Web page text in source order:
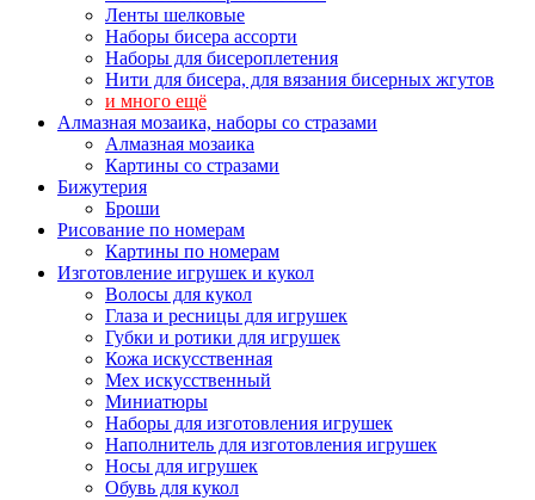
Ленты шелковые
Наборы бисера ассорти
Наборы для бисероплетения
Нити для бисера, для вязания бисерных жгутов
и много ещё
Алмазная мозаика, наборы со стразами
Алмазная мозаика
Картины co стразами
Бижутерия
Броши
Рисование по номерам
Картины по номерам
Изготовление игрушек и кукол
Волосы для кукол
Глаза и ресницы для игрушек
Губки и ротики для игрушек
Кожа искусственная
Мех искусственный
Миниатюры
Наборы для изготовления игрушек
Наполнитель для изготовления игрушек
Носы для игрушек
Обувь для кукол